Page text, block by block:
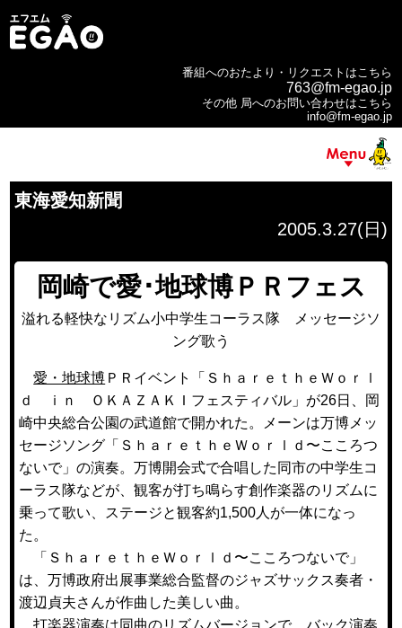
番組へのおたより・リクエストはこちら
763@fm-egao.jp
その他 局へのお問い合わせはこちら
info@fm-egao.jp
東海愛知新聞
2005.3.27(日)
岡崎で愛･地球博ＰＲフェス
溢れる軽快なリズム小中学生コーラス隊 メッセージソ
ング歌う
愛・地球博 ＰＲイベント「ＳｈａｒｅｔｈｅＷｏｒｌ
ｄ ｉｎ ＯＫＡＺＡＫＩフェスティバル」が26日、岡
崎中央総合公園の武道館で開かれた。メーンは万博メッ
セージソング「ＳｈａｒｅｔｈｅＷｏｒｌｄ〜こころつ
ないで」の演奏。万博開会式で合唱した同市の中学生コ
ーラス隊などが、観客が打ち鳴らす創作楽器のリズムに
乗って歌い、ステージと観客約1,500人が一体になっ
た。
「ＳｈａｒｅｔｈｅＷｏｒｌｄ〜こころつないで」
は、万博政府出展事業総合監督のジャズサックス奏者・
渡辺貞夫さんが作曲した美しい曲。
打楽器演奏は同曲のリズムバージョンで、バック演奏